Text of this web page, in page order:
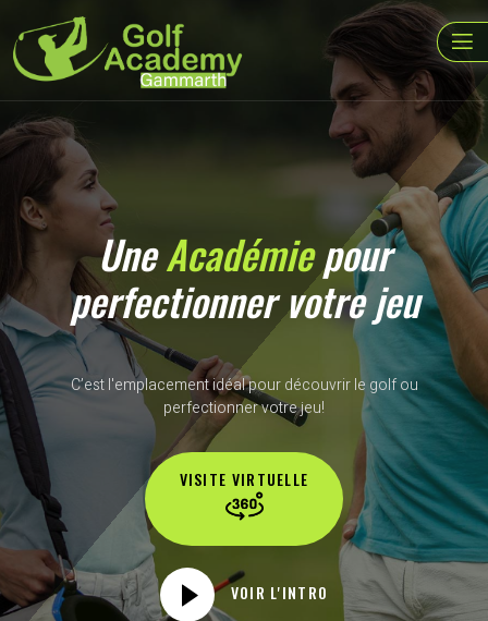
UneAcadémiepour
perfectionner votre jeu
C’est l'emplacement idéal pour découvrir le golf ou
perfectionner votre jeu!
VISITE VIRTUELLE
VOIR L'INTRO